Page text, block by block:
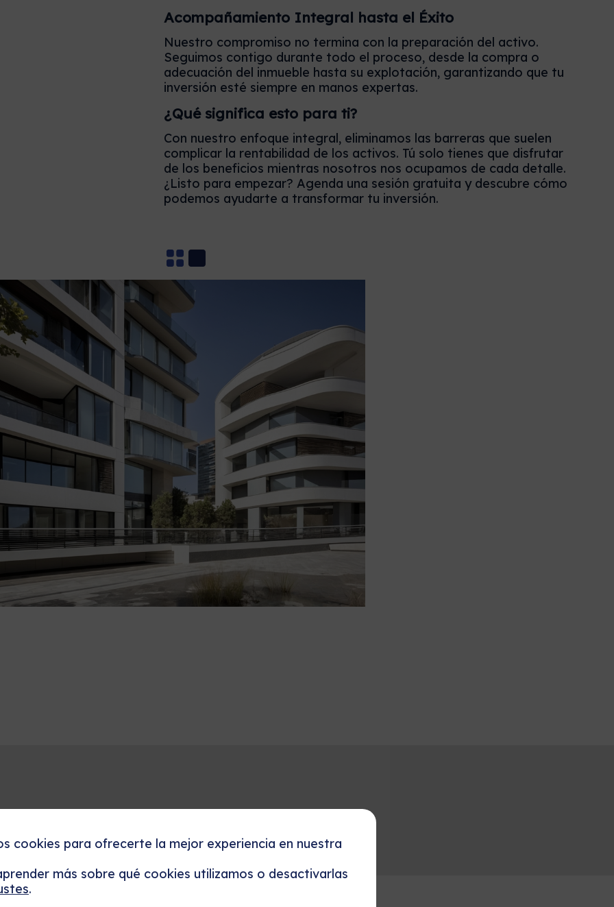
Acompañamiento Integral hasta el Éxito
Nuestro compromiso no termina con la preparación del activo.
Seguimos contigo durante todo el proceso, desde la compra o
adecuación del inmueble hasta su explotación, garantizando que tu
inversión esté siempre en manos expertas.
¿Qué significa esto para ti?
Con nuestro enfoque integral, eliminamos las barreras que suelen
complicar la rentabilidad de los activos. Tú solo tienes que disfrutar
de los beneficios mientras nosotros nos ocupamos de cada detalle.
¿Listo para empezar? Agenda una sesión gratuita y descubre cómo
podemos ayudarte a transformar tu inversión.
cookies para ofrecerte la mejor experiencia en nuestra
más sobre qué cookies utilizamos o desactivarlas
.